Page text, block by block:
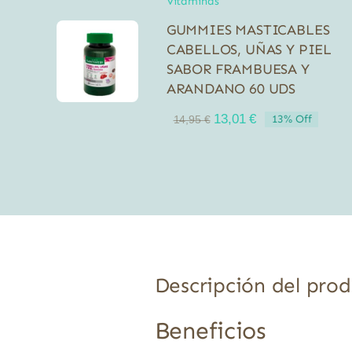
GUMMIES MASTICABLES
CABELLOS, UÑAS Y PIEL
SABOR FRAMBUESA Y
ARANDANO 60 UDS
14,95€ El
13,01€El
13% Off
Descripción del
Beneficios